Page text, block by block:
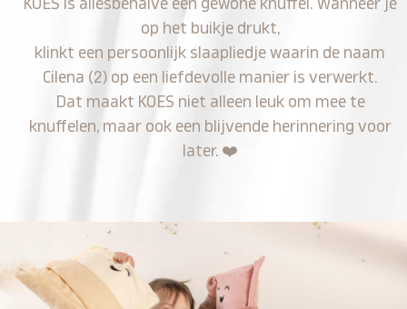
KOES is allesbehalve een gewone knuffel. Wanneer je
op het buikje drukt,
klinkt een persoonlijk slaapliedje waarin de naam
Cilena (2) op een liefdevolle manier is verwerkt.
Dat maakt KOES niet alleen leuk om mee te
knuffelen, maar ook een blijvende herinnering voor
later. ❤️